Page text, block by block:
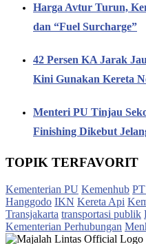
Harga Avtur Turun,
dan “Fuel Surcharge”
42 Persen KA Jarak
Kini Gunakan Kereta
Menteri PU Tinjau
Finishing Dikebut
TOPIK TERFAVORIT
Kementerian PU Kemenhub
Hanggodo IKN Kereta Api
Transjakarta transportasi publik
Kementerian Perhubungan